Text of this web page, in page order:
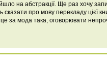
на абстракції. Ще раз хочу
про мову перекладу цієї
за мода така, оговорювати